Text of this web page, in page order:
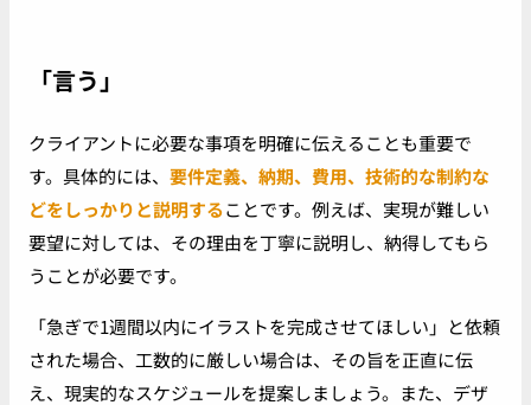
「言う」
クライアントに必要な事項を明確に伝えることも重要で
す。具体的には、 要件定義、納期、費用、技術的な制約な
どをしっかりと説明することです。例えば、実現が難しい
要望に対しては、その理由を丁寧に説明し、納得してもら
うことが必要です。
「急ぎで1週間以内にイラストを完成させてほしい」と依頼
された場合、工数的に厳しい場合は、その旨を正直に伝
え、現実的なスケジュールを提案しましょう。また、デザ